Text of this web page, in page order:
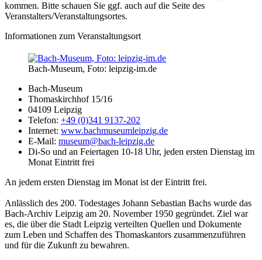
kommen. Bitte schauen Sie ggf. auch auf die Seite des
Veranstalters/Veranstaltungsortes.
Informationen zum Veranstaltungsort
Bach-Museum, Foto: leipzig-im.de
Bach-Museum
Thomaskirchhof 15/16
04109 Leipzig
Telefon: +49 (0)341 9137-202
Internet: www.bachmuseumleipzig.de
E-Mail: museum@bach-leipzig.de
Di-So und an Feiertagen 10-18 Uhr, jeden ersten Dienstag im
Monat Eintritt frei
An jedem ersten Dienstag im Monat ist der Eintritt frei.
Anlässlich des 200. Todestages Johann Sebastian Bachs wurde das
Bach-Archiv Leipzig am 20. November 1950 gegründet. Ziel war
es, die über die Stadt Leipzig verteilten Quellen und Dokumente
zum Leben und Schaffen des Thomaskantors zusammenzuführen
und für die Zukunft zu bewahren.